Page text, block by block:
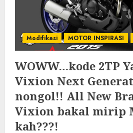
Modifikasi MOTOR INSPIRASI
WOWW…kode 2TP
Vixion Next
nongol!! All New
Vixion bakal mirip
kah???!